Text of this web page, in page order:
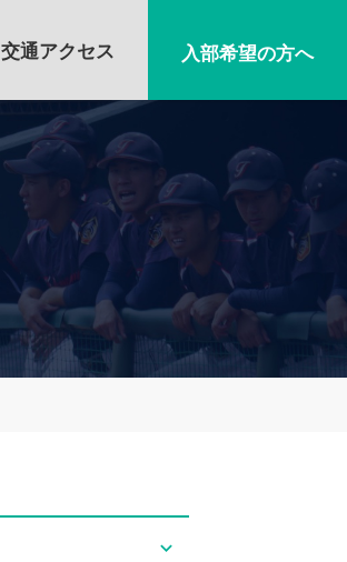
交通アクセス 入部希望の方へ
expand_more